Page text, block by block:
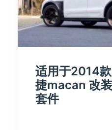
适用于2014
捷macan 改
套件